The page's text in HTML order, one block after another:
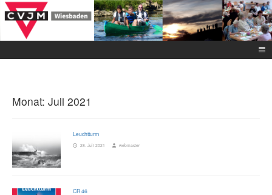
Monat: Juli 2021
Leuchtturm
28. Juli 2021 webmaster
CR 46